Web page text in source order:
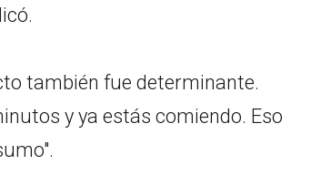
también fue determinante.
y ya estás comiendo. Eso